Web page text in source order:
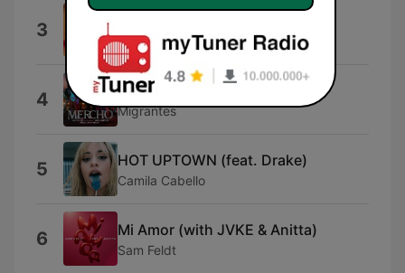
3 Ariana Grande
4 MERCHO (feat. Nico Valdi)
Migrantes
5 HOT UPTOWN (feat. Drake)
Camila Cabello
6 Mi Amor (with JVKE & Anitta)
Sam Feldt